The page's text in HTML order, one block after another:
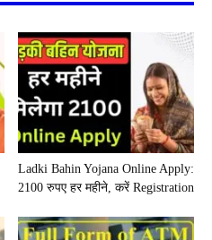
Ladki Bahin Yojana Online Apply:
2100 रुपए हर महीने, करें Registration